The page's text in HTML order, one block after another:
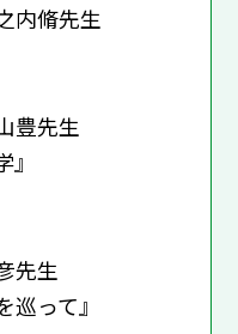
内脩先生
豊先生
先生
って』